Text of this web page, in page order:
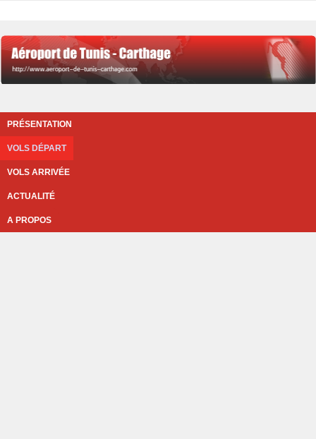
PRÉSENTATION
VOLS DÉPART
VOLS ARRIVÉE
ACTUALITÉ
A PROPOS